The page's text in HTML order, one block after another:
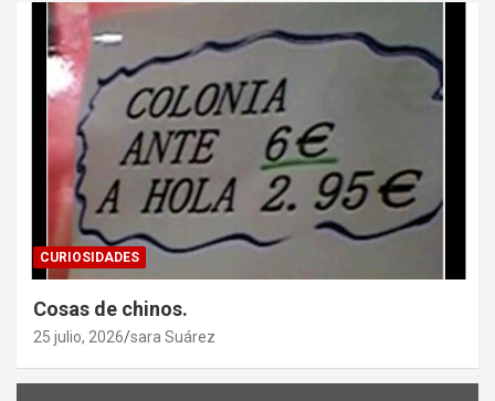
CURIOSIDADES
Cosas de chinos.
25 julio, 2026 sara Suárez